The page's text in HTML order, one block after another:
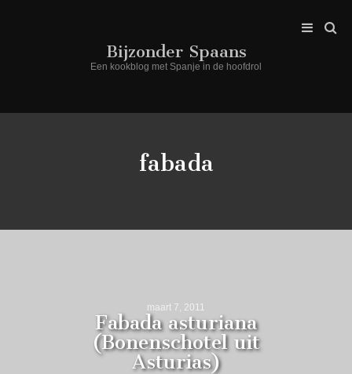
Bijzonder Spaans
Een kookblog met Spanje in de hoofdrol
fabada
maart 7, 2011
Fabada asturiana
(Bonenschotel uit
Asturias)